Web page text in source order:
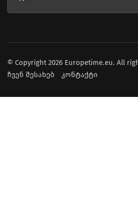
© Copyright 2026 Europetime.eu. All
ჩვენ შესახებ
კონტაქტი